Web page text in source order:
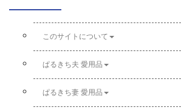
このサイトについて
ぱるきち夫 愛用品
ぱるきち妻 愛用品